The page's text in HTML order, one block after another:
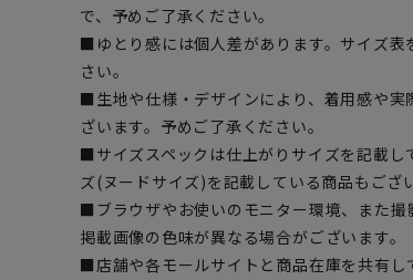
で、予めご了承ください。
■ゆとり感には個人差があります。サイズ
さい。
■生地や仕様・デザインにより、着用感や
ざいます。予めご了承ください。
■サイズスペックは仕上がりサイズを記載し
ズ(ヌードサイズ)を記載している商品もござ
■ブラウザやお使いのモニター環境、また撮
掲載画像の色味が異なる場合がございます。
■店舗や各モールサイトと商品在庫を共有し